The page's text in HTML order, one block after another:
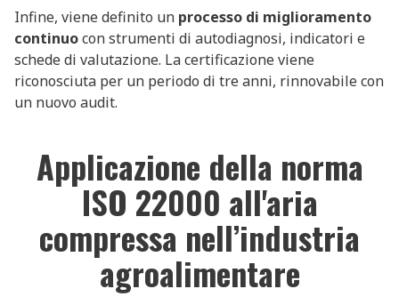
Infine, viene definito un processo di miglioramento
continuocon strumenti di autodiagnosi, indicatori e
schede di valutazione. La certificazione viene
riconosciuta per un periodo di tre anni, rinnovabile con
un nuovo audit.
Applicazione della norma
ISO 22000 all'aria
compressa nell’industria
agroalimentare